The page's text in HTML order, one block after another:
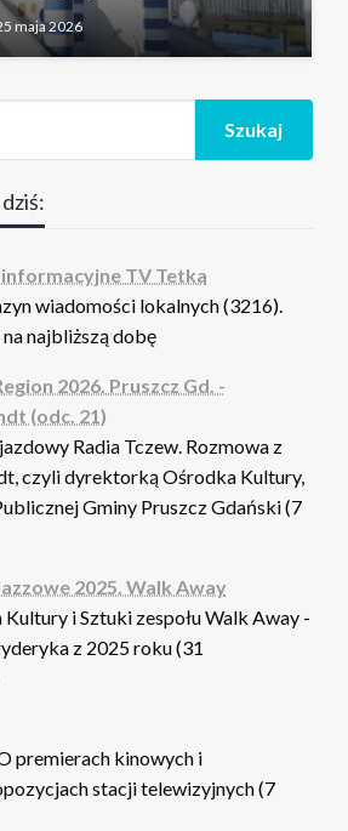
maja 2026
TV Tetka
wiadomości lokalnych (3216).
najbliższą dobę
2026. Pruszcz Gd. -
(odc. 21)
Radia Tczew. Rozmowa z
czyli dyrektorką Ośrodka Kultury,
Gminy Pruszcz Gdański (7
2025. Walk Away
i Sztuki zespołu Walk Away -
z 2025 roku (31
premierach kinowych i
stacji telewizyjnych (7